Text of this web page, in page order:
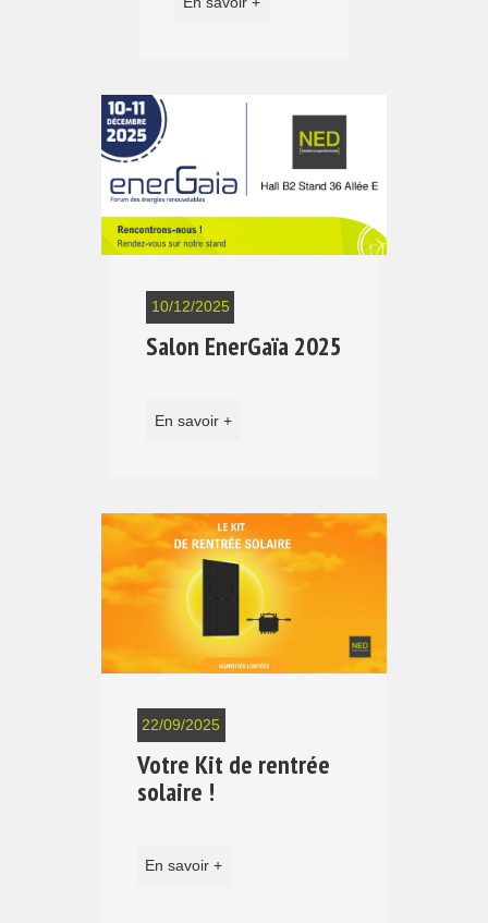
10/12/2025
Salon EnerGaïa 2025
En savoir +
22/09/2025
Votre Kit de rentrée
solaire !
En savoir +